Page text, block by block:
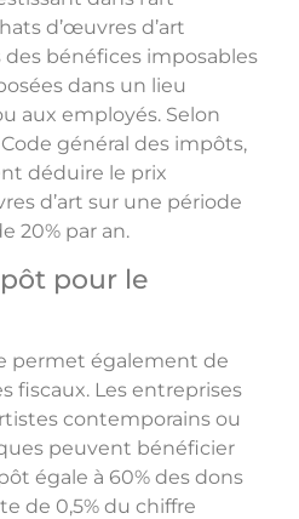
d’œuvres d’art
bénéfices imposables
dans un lieu
aux employés. Selon
Code général des impôts,
déduire le prix
d’art sur une période
20% par an.
pour le
permet également de
fiscaux. Les entreprises
contemporains ou
peuvent bénéficier
égale à 60% des dons
de 0,5% du chiffre